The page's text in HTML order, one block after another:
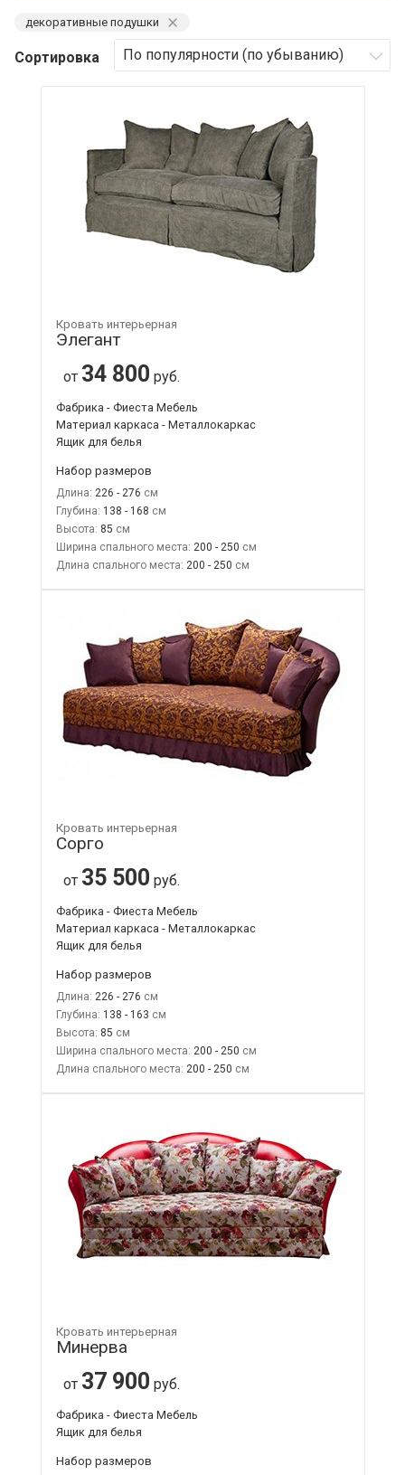
декоративные подушки ⨯
Сортировка
Кровать интерьерная
Элегант
от 34 800 руб.
Фабрика - Фиеста Мебель
Материал каркаса - Металлокаркас
Ящик для белья
Набор размеров
Длина: 226 - 276
Глубина: 138 - 168
Высота: 85
Ширина спального места: 200 - 250
Длина спального места: 200 - 250
Кровать интерьерная
Сорго
от 35 500 руб.
Фабрика - Фиеста Мебель
Материал каркаса - Металлокаркас
Ящик для белья
Набор размеров
Длина: 226 - 276
Глубина: 138 - 163
Высота: 85
Ширина спального места: 200 - 250
Длина спального места: 200 - 250
Кровать интерьерная
Минерва
от 37 900 руб.
Фабрика - Фиеста Мебель
Ящик для белья
Набор размеров